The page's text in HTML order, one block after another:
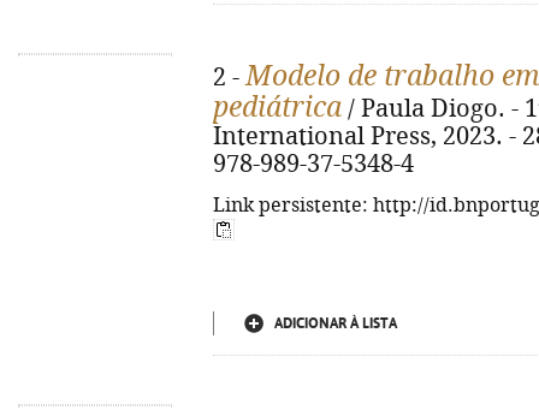
2 -Modelo de trabalho
pediátrica / Paula Diogo. -
International Press, 2023. -
978-989-37-5348-4
Link persistente: http://
ADICIONAR À LISTA